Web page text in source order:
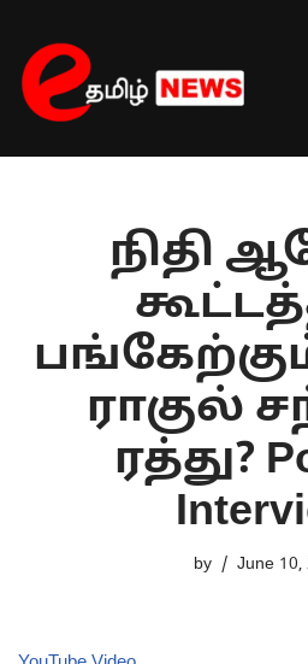
Skip
to
content
நிதி
ராகுல்
ரத்து?
by June 10,